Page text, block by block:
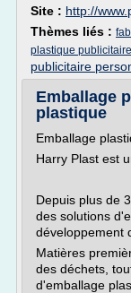
Site : http://
Thèmes liés :
plastique publicitaire
publicitaire
Emballage
plastique
Emballage
Harry Plast est
Depuis plus de
des solutions
développement
Matières
des déchets,
d'emballage